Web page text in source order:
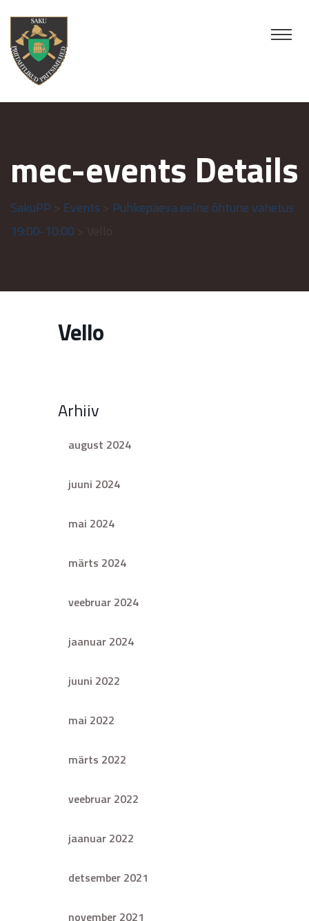
mec-events Details
SakuPP Events
Puhkepäeva eelne õhtune vahetus
19:00-10:00
Vello
Arhiiv
august 2024
juuni 2024
mai 2024
märts 2024
veebruar 2024
jaanuar 2024
juuni 2022
mai 2022
märts 2022
veebruar 2022
jaanuar 2022
detsember 2021
november 2021